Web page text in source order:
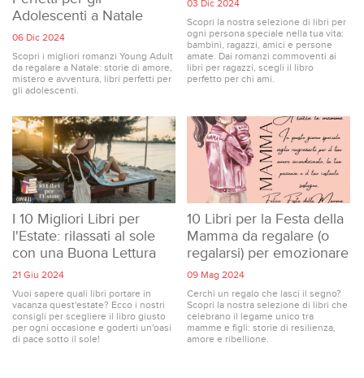
Adolescenti a Natale
06 Dic 2024
Scopri i migliori romanzi Young Adult
da regalare a Natale: storie di amore,
mistero e avventura, libri perfetti per
gli adolescenti.
03 Dic 2024
Scopri la nostra selezione di libri per
ogni persona speciale nella tua vita:
bambini, ragazzi, amici e persone
amate. Dai romanzi commoventi ai
libri per ragazzi, scegli il libro
perfetto per chi ami.
I 10 Migliori Libri per
l'Estate: rilassati al sole
con una Buona Lettura
21 Giu 2024
Vuoi sapere quali libri portare in
vacanza quest'estate? Ecco i nostri
consigli per scegliere il libro giusto
per ogni occasione e goderti un'oasi
di pace sotto il sole!
10 Libri per la Festa della
Mamma da regalare (o
regalarsi) per emozionare
09 Mag 2024
Cerchi un regalo che lasci il segno?
Scopri la nostra selezione di libri che
celebrano il legame unico tra
mamme e figli: storie di resilienza,
amore e ribellione.